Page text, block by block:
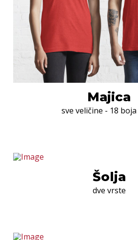
Majica
sve veličine - 18
Šolja
dve vrste